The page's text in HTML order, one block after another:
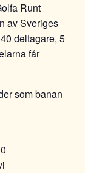
Runt
av Sveriges
deltagare, 5
får
som banan